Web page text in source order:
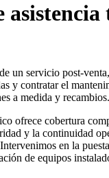
asistencia
un servicio post-
y contratar el
a medida y recambios.
ofrece cobertura
y la continuidad
en la
de equipos